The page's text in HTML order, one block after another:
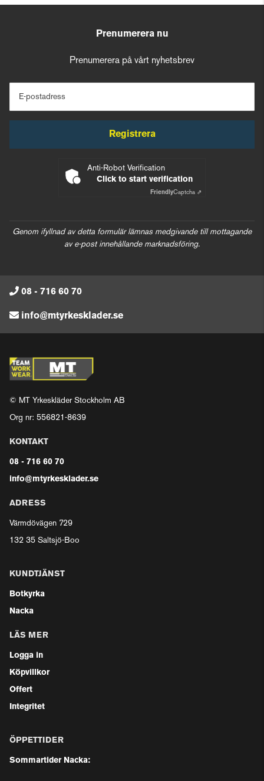
Prenumerera nu
Prenumerera på vårt nyhetsbrev
E-postadress
Registrera
Anti-Robot Verification
Click to start verification
FriendlyCaptcha ⇗
Genom ifyllnad av detta formulär lämnas medgivande till mottagande
av e-post innehållande marknadsföring.
08 - 716 60 70
info@mtyrkesklader.se
© MT Yrkeskläder Stockholm AB
Org nr: 556821-8639
KONTAKT
08 - 716 60 70
info@mtyrkesklader.se
ADRESS
Värmdövägen 729
132 35 Saltsjö-Boo
KUNDTJÄNST
Botkyrka
Nacka
LÄS MER
Logga in
Köpvillkor
Offert
Integritet
ÖPPETTIDER
Sommartider Nacka: